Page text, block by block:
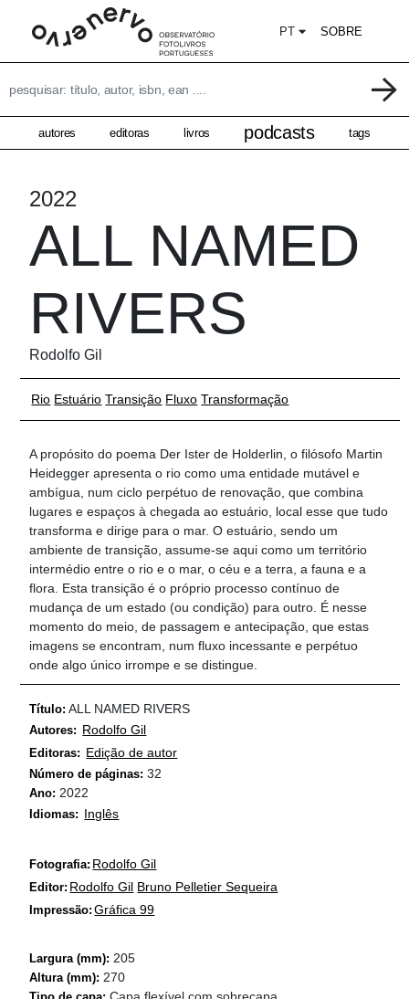
PT SOBRE
autores editoras livros podcasts tags
2022
ALL NAMED
RIVERS
Rodolfo Gil
Rio Estuário Transição Fluxo Transformação
A propósito do poema Der Ister de Holderlin, o filósofo Martin
Heidegger apresenta o rio como uma entidade mutável e
ambígua, num ciclo perpétuo de renovação, que combina
lugares e espaços à chegada ao estuário, local esse que tudo
transforma e dirige para o mar. O estuário, sendo um
ambiente de transição, assume-se aqui como um território
intermédio entre o rio e o mar, o céu e a terra, a fauna e a
flora. Esta transição é o próprio processo contínuo de
mudança de um estado (ou condição) para outro. É nesse
momento do meio, de passagem e antecipação, que estas
imagens se encontram, num fluxo incessante e perpétuo
onde algo único irrompe e se distingue.
Título: ALL NAMED RIVERS
Autores: Rodolfo Gil
Editoras: Edição de autor
Número de páginas: 32
Ano: 2022
Idiomas: Inglês
Fotografia: Rodolfo Gil
Editor: Rodolfo Gil Bruno Pelletier Sequeira
Impressão: Gráfica 99
Largura (mm): 205
Altura (mm): 270
Tipo de capa: Capa flexível com sobrecapa